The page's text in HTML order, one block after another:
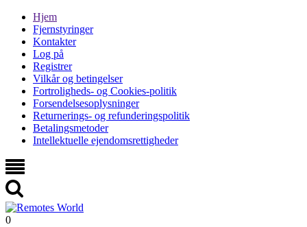
Hjem
Fjernstyringer
Kontakter
Log på
Registrer
Vilkår og betingelser
Fortroligheds- og Cookies-politik
Forsendelsesoplysninger
Returnerings- og refunderingspolitik
Betalingsmetoder
Intellektuelle ejendomsrettigheder
0